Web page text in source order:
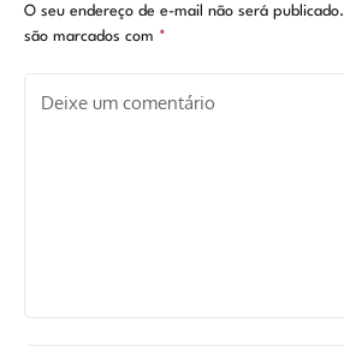
O seu endereço de e-mail não será publicado.
são marcados com *